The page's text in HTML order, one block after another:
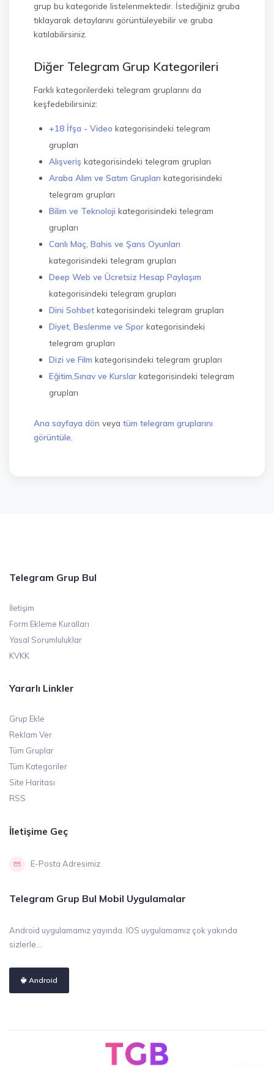
grup bu kategoride listelenmektedir. İstediğiniz gruba
tıklayarak detaylarını görüntüleyebilir ve gruba
katılabilirsiniz.
Diğer Telegram Grup Kategorileri
Farklı kategorilerdeki telegram gruplarını da
keşfedebilirsiniz:
+18 İfşa - Video kategorisindeki telegram
grupları
Alışveriş kategorisindeki telegram grupları
Araba Alım ve Satım Grupları kategorisindeki
telegram grupları
Bilim ve Teknoloji kategorisindeki telegram
grupları
Canlı Maç, Bahis ve Şans Oyunları
kategorisindeki telegram grupları
Deep Web ve Ücretsiz Hesap Paylaşım
kategorisindeki telegram grupları
Dini Sohbet kategorisindeki telegram grupları
Diyet, Beslenme ve Spor kategorisindeki
telegram grupları
Dizi ve Film kategorisindeki telegram grupları
Eğitim,Sınav ve Kurslar kategorisindeki telegram
grupları
Ana sayfaya dön veya tüm telegram gruplarını
görüntüle
Telegram Grup Bul
İletişim
Form Ekleme Kuralları
Yasal Sorumluluklar
KVKK
Yararlı Linkler
Grup Ekle
Reklam Ver
Tüm Gruplar
Tüm Kategoriler
Site Haritası
RSS
İletişime Geç
E-Posta Adresimiz
Telegram Grup Bul Mobil Uygulamalar
Android uygulamamız yayında. IOS uygulamamız çok yakında
sizlerle...
Android